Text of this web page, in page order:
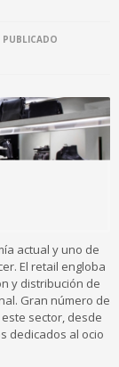
PUBLICADO
actual y uno de
El retail engloba
y distribución de
Gran número de
sector, desde
dedicados al ocio